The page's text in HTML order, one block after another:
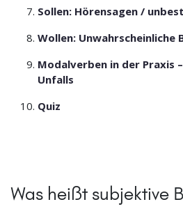
Sollen: Hörensagen /
Wollen: Unwahrscheinliche
Modalverben in der Praxis
Unfalls
Quiz
Was heißt subjektive